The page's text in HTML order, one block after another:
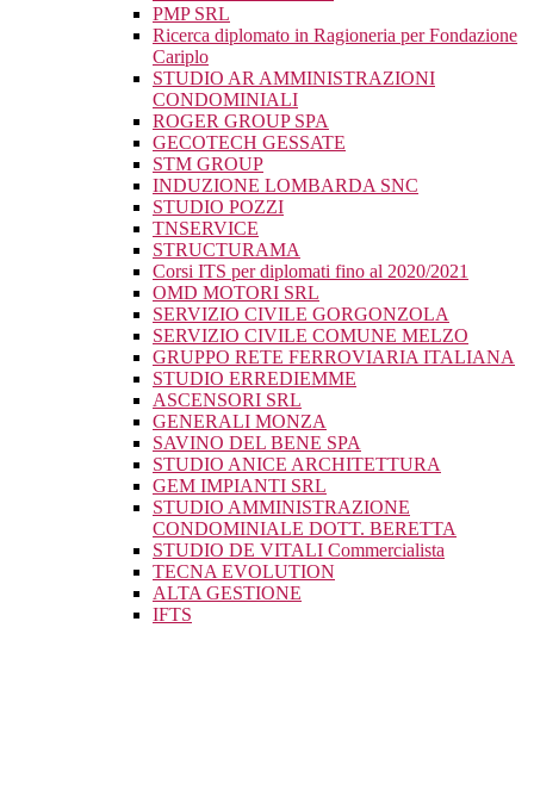
PMP SRL
Ricerca diplomato in Ragioneria per Fondazione
Cariplo
STUDIO AR AMMINISTRAZIONI
CONDOMINIALI
ROGER GROUP SPA
GECOTECH GESSATE
STM GROUP
INDUZIONE LOMBARDA SNC
STUDIO POZZI
TNSERVICE
STRUCTURAMA
Corsi ITS per diplomati fino al 2020/2021
OMD MOTORI SRL
SERVIZIO CIVILE GORGONZOLA
SERVIZIO CIVILE COMUNE MELZO
GRUPPO RETE FERROVIARIA ITALIANA
STUDIO ERREDIEMME
ASCENSORI SRL
GENERALI MONZA
SAVINO DEL BENE SPA
STUDIO ANICE ARCHITETTURA
GEM IMPIANTI SRL
STUDIO AMMINISTRAZIONE
CONDOMINIALE DOTT. BERETTA
STUDIO DE VITALI Commercialista
TECNA EVOLUTION
ALTA GESTIONE
IFTS